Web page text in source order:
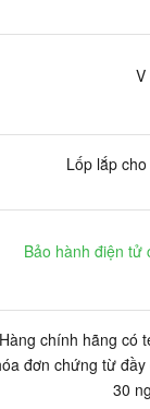
V
Lốp lắp
Bảo hành điện tử
Hàng chính hãng có
đơn chứng từ
30